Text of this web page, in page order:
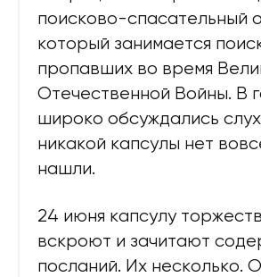
поисково-спасательный
который занимается
пропавших во время
Отечественной Войны. В
широко обсуждались
никакой капсулы нет
нашли.
24 июня капсулу
вскроют и зачитают
посланий. Их несколько.